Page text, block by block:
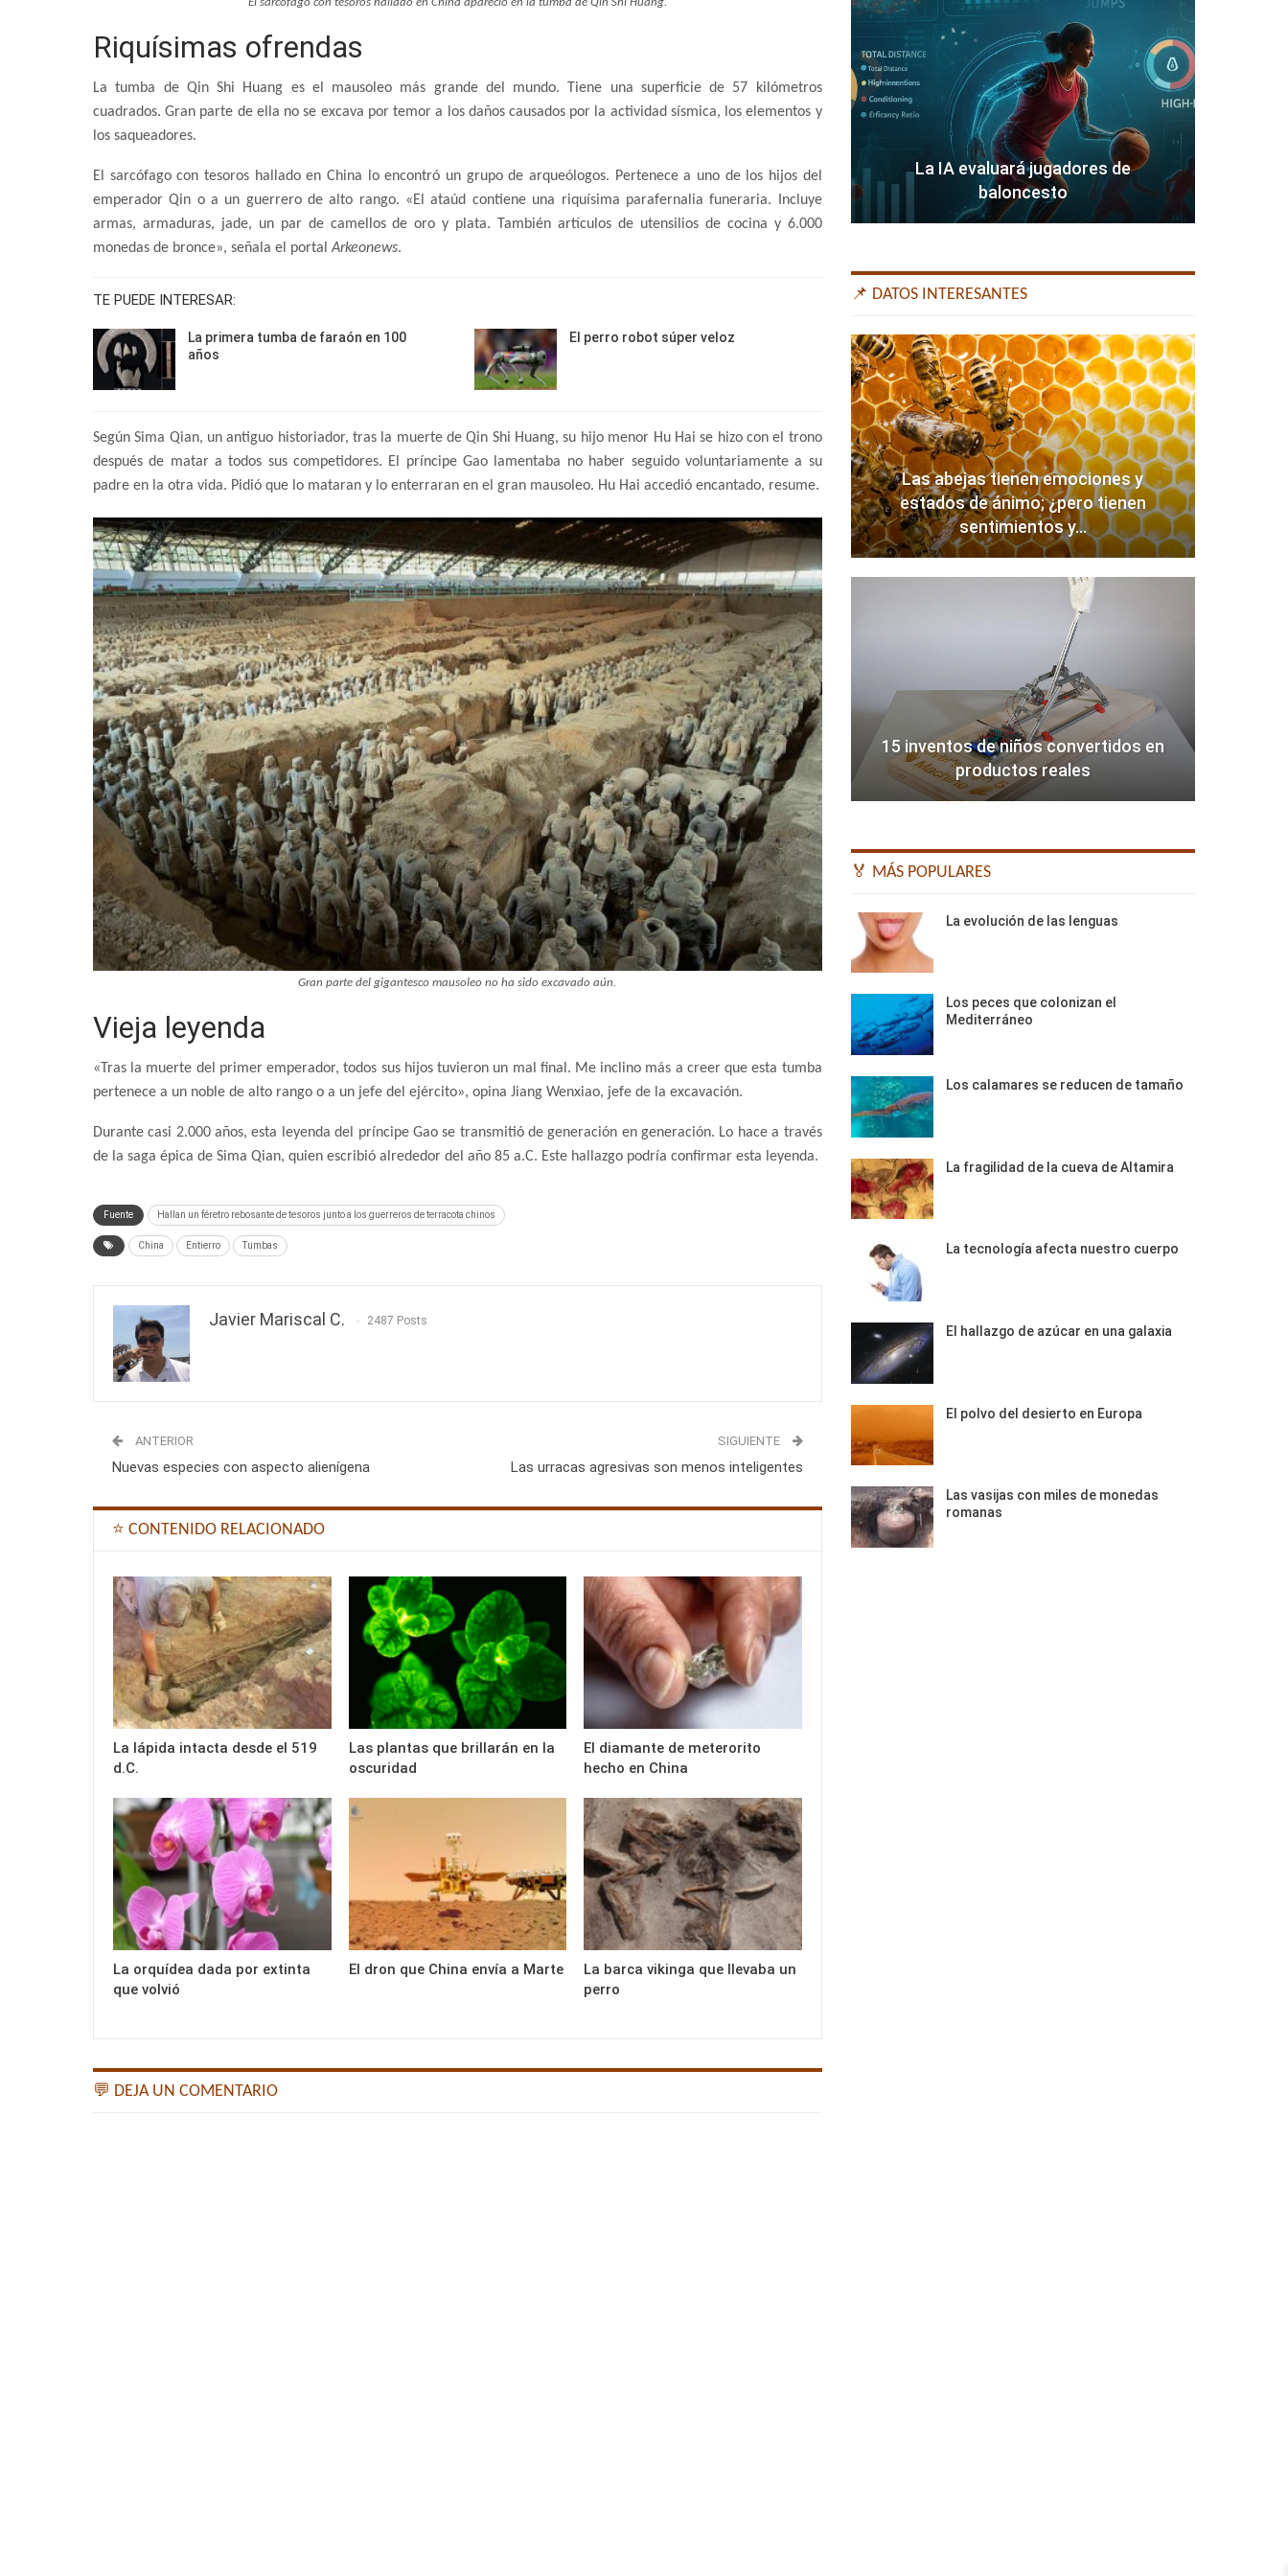
El sarcófago con tesoros hallado en China apareció en la tumba de Qin Shi Huang.
Riquísimas ofrendas
La tumba de Qin Shi Huang es el mausoleo más grande del mundo. Tiene una superficie de 57 kilómetros
cuadrados. Gran parte de ella no se excava por temor a los daños causados por la actividad sísmica, los elementos y
los saqueadores.
El sarcófago con tesoros hallado en China lo encontró un grupo de arqueólogos. Pertenece a uno de los hijos del
emperador Qin o a un guerrero de alto rango. «El ataúd contiene una riquísima parafernalia funeraria. Incluye
armas, armaduras, jade, un par de camellos de oro y plata. También artículos de utensilios de cocina y 6.000
monedas de bronce», señala el portalArkeonews.
TE PUEDE INTERESAR:
La primera tumba de faraón en 100
años
El perro robot súper veloz
Según Sima Qian, un antiguo historiador, tras la muerte de Qin Shi Huang, su hijo menor Hu Hai se hizo con el trono
después de matar a todos sus competidores. El príncipe Gao lamentaba no haber seguido voluntariamente a su
padre en la otra vida. Pidió que lo mataran y lo enterraran en el gran mausoleo. Hu Hai accedió encantado, resume.
Gran parte del gigantesco mausoleo no ha sido excavado aún.
Vieja leyenda
«Tras la muerte del primer emperador, todos sus hijos tuvieron un mal final. Me inclino más a creer que esta tumba
pertenece a un noble de alto rango o a un jefe del ejército», opina Jiang Wenxiao, jefe de la excavación.
Durante casi 2.000 años, esta leyenda del príncipe Gao se transmitió de generación en generación. Lo hace a través
de la saga épica de Sima Qian, quien escribió alrededor del año 85 a.C. Este hallazgo podría confirmar esta leyenda.
Fuente Hallan un féretro rebosante de tesoros junto a los guerreros de terracota chinos
China Entierro Tumbas
Javier Mariscal C. 2487 Posts
ANTERIOR
Nuevas especies con aspecto alienígena
SIGUIENTE
Las urracas agresivas son menos inteligentes
⭐ CONTENIDO RELACIONADO
La lápida intacta desde el 519
d.C.
Las plantas que brillarán en la
oscuridad
El diamante de meterorito
hecho en China
La orquídea dada por extinta
que volvió
El dron que China envía a Marte
La barca vikinga que llevaba un
perro
💬 DEJA UN COMENTARIO
La IA evaluará jugadores de
baloncesto
📌 DATOS INTERESANTES
Las abejas tienen emociones y
estados de ánimo; ¿pero tienen
sentimientos y…
15 inventos de niños convertidos en
productos reales
🏅 MÁS POPULARES
La evolución de las lenguas
Los peces que colonizan el
Mediterráneo
Los calamares se reducen de tamaño
La fragilidad de la cueva de Altamira
La tecnología afecta nuestro cuerpo
El hallazgo de azúcar en una galaxia
El polvo del desierto en Europa
Las vasijas con miles de monedas
romanas